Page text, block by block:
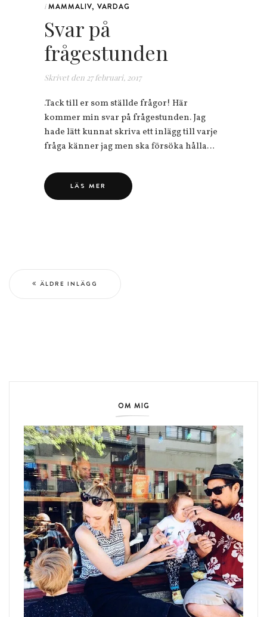
i MAMMALIV, VARDAG
Svar på
frågestunden
Skrivet den 27 februari, 2017
.Tack till er som ställde frågor! Här
kommer min svar på frågestunden. Jag
hade lätt kunnat skriva ett inlägg till varje
fråga känner jag men ska försöka hålla…
LÄS MER
ÄLDRE INLÄGG
OM MIG